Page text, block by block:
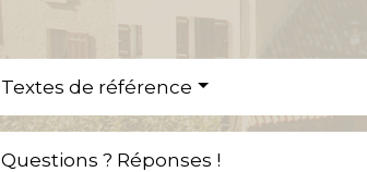
Textes de référence
Questions ? Réponses !